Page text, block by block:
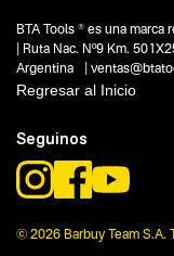
No items found.
Funcion o uso
4 mm
16 mm
No items found.
BTA Tools ® es una marca
| Ruta Nac. Nº9 Km.
Argentina |
Regresar al Inicio
Seguinos
© 2026 Barbuy Team S.A.